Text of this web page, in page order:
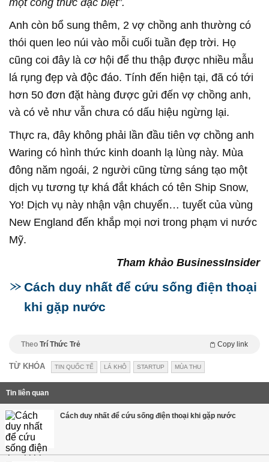
Anh còn bổ sung thêm, 2 vợ chồng anh thường có
thói quen leo núi vào mỗi cuối tuần đẹp trời. Họ
cũng coi đây là cơ hội để thu thập được nhiều mẫu
lá rụng đẹp và độc đáo. Tính đến hiện tại, đã có tới
hơn 50 đơn đặt hàng được gửi đến vợ chồng anh,
và có vẻ như vẫn chưa có dấu hiệu ngừng lại.
Thực ra, đây không phải lần đầu tiên vợ chồng anh
Waring có hình thức kinh doanh lạ lùng này. Mùa
đông năm ngoái, 2 người cũng từng sáng tạo một
dịch vụ tương tự khá đắt khách có tên Ship Snow,
Yo! Dịch vụ này nhận vận chuyển… tuyết của vùng
New England đến khắp mọi nơi trong phạm vi nước
Mỹ.
Tham khảo BusinessInsider
Cách duy nhất để cứu sống điện thoại
khi gặp nước
Theo Trí Thức Trẻ Copy link
TỪ KHÓA TIN QUỐC TẾ LÁ KHÔ STARTUP MÙA THU
Tin liên quan
Cách duy nhất để cứu sống điện thoại khi gặp nước